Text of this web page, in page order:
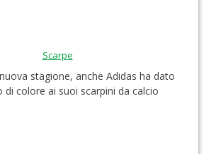
Scarpe
stagione, anche Adidas ha dato
di colore ai suoi scarpini da calcio